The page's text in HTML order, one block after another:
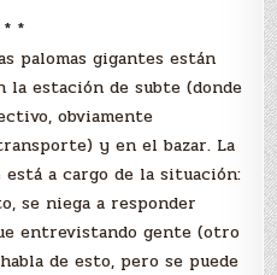
*
palomas gigantes están
la estación de subte (donde
obviamente
y en el bazar. La
a cargo de la situación:
se niega a responder
entrevistando gente (otro
de esto, pero se puede